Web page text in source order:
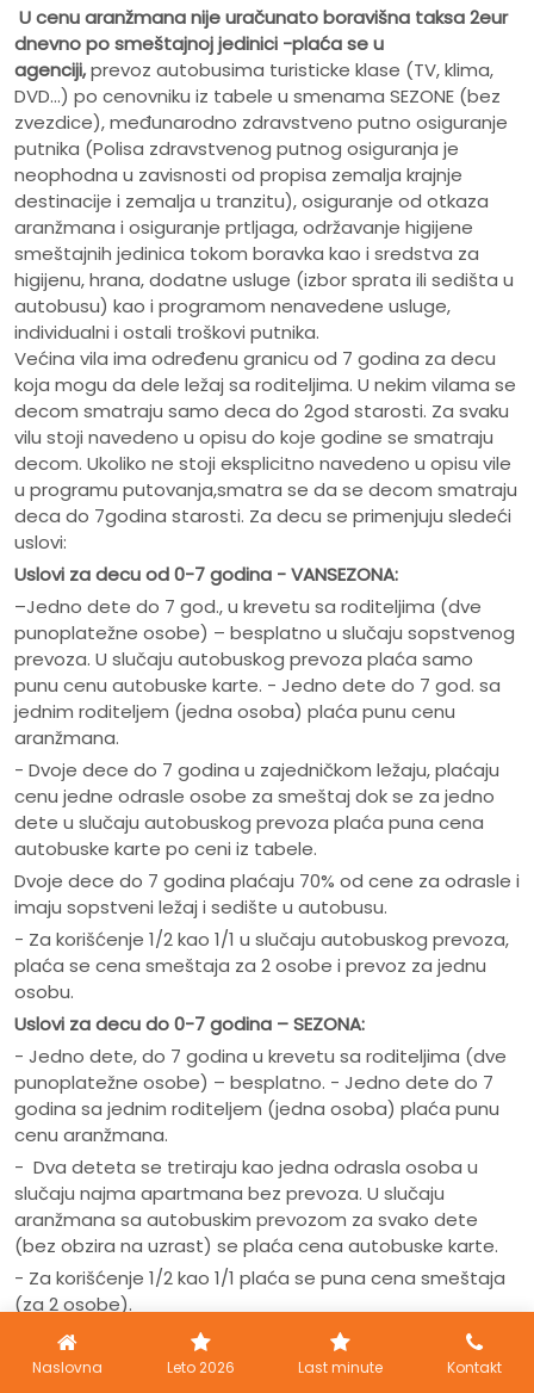
U cenu aranžmana nije uračunatoboravišna taksa 2eur
dnevno po smeštajnoj jedinici -plaća se u
agenciji,prevoz autobusima turisticke klase (TV, klima,
DVD...) po cenovniku iz tabele u smenama SEZONE (bez
zvezdice), međunarodno zdravstveno putno osiguranje
putnika (Polisa zdravstvenog putnog osiguranja je
neophodna u zavisnosti od propisa zemalja krajnje
destinacije i zemalja u tranzitu), osiguranje od otkaza
aranžmana i osiguranje prtljaga, održavanje higijene
smeštajnih jedinica tokom boravka kao i sredstva za
higijenu, hrana, dodatne usluge (izbor sprata ili sedišta u
autobusu) kao i programom nenavedene usluge,
individualni i ostali troškovi putnika.
Većina vila ima određenu granicu od 7 godina za decu
koja mogu da dele ležaj sa roditeljima. U nekim vilama se
decom smatraju samo deca do 2god starosti. Za svaku
vilu stoji navedeno u opisu do koje godine se smatraju
decom. Ukoliko ne stoji eksplicitno navedeno u opisu vile
u programu putovanja,smatra se da se decom smatraju
deca do 7godina starosti. Za decu se primenjuju sledeći
uslovi:
Uslovi za decu od 0-7 godina - VANSEZONA:
–Jedno dete do 7 god., u krevetu sa roditeljima (dve
punoplatežne osobe) – besplatno u slučaju sopstvenog
prevoza. U slučaju autobuskog prevoza plaća samo
punu cenu autobuske karte. - Jedno dete do 7 god. sa
jednim roditeljem (jedna osoba) plaća punu cenu
aranžmana.
- Dvoje dece do 7 godina u zajedničkom ležaju, plaćaju
cenu jedne odrasle osobe za smeštaj dok se za jedno
dete u slučaju autobuskog prevoza plaća puna cena
autobuske karte po ceni iz tabele.
Dvoje dece do 7 godina plaćaju 70% od cene za odrasle i
imaju sopstveni ležaj i sedište u autobusu.
- Za korišćenje 1/2 kao 1/1 u slučaju autobuskog prevoza,
plaća se cena smeštaja za 2 osobe i prevoz za jednu
osobu.
Uslovi za decu do 0-7 godina – SEZONA:
- Jedno dete, do 7 godina u krevetu sa roditeljima (dve
punoplatežne osobe) – besplatno. - Jedno dete do 7
godina sa jednim roditeljem (jedna osoba) plaća punu
cenu aranžmana.
- Dva deteta se tretiraju kao jedna odrasla osoba u
slučaju najma apartmana bez prevoza. U slučaju
aranžmana sa autobuskim prevozom za svako dete
(bez obzira na uzrast) se plaća cena autobuske karte.
- Za korišćenje 1/2 kao 1/1 plaća se puna cena smeštaja
(za 2 osobe).
- Troškovi promene već potvđenih rezevacija su 20 eura
po rezervaciji. Promena datuma putovanja, kao i
Naslovna Leto 2026 Last minute Kontakt